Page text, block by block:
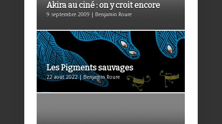
Akira au ciné : on y croit encore
9 septembre 2009 | Benjamin Roure
Les Pigments sauvages
22 août 2022 | Benjamin Roure